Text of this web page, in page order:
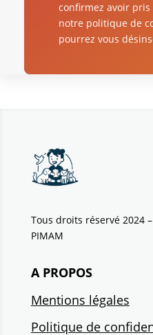
confirmez avoir pris
notre politique de
pourrez vous
Tous droits réservé 2024
PIMAM
A PROPOS
Mentions légales
Politique de